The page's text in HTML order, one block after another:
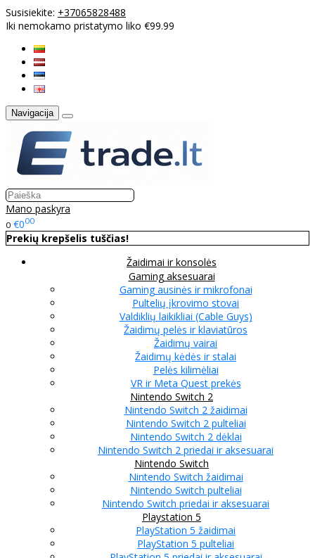
Susisiekite: +37065828488
Iki nemokamo pristatymo liko €99.99
Navigacija
Mano paskyra
0 €000
Prekių krepšelis tuščias!
Žaidimai ir konsolės
Gaming aksesuarai
Gaming ausinės ir mikrofonai
Pultelių įkrovimo stovai
Valdiklių laikikliai (Cable Guys)
Žaidimų pelės ir klaviatūros
Žaidimų vairai
Žaidimų kėdės ir stalai
Pelės kilimėliai
VR ir Meta Quest prekės
Nintendo Switch 2
Nintendo Switch 2 žaidimai
Nintendo Switch 2 pulteliai
Nintendo Switch 2 dėklai
Nintendo Switch 2 priedai ir aksesuarai
Nintendo Switch
Nintendo Switch žaidimai
Nintendo Switch pulteliai
Nintendo Switch priedai ir aksesuarai
Playstation 5
PlayStation 5 žaidimai
PlayStation 5 pulteliai